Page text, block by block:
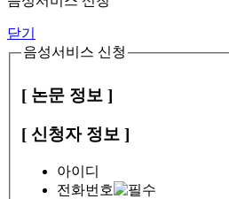
닫기
음성서비스 신청
[ 논문 정보 ]
[ 신청자 정보 ]
아이디
전화번호